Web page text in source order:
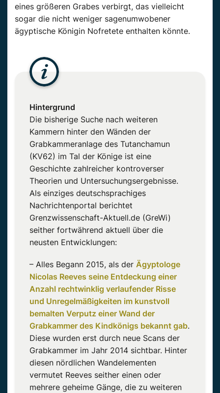
eines größeren Grabes verbirgt, das vielleicht
sogar die nicht weniger sagenumwobener
ägyptische Königin Nofretete enthalten könnte.
Hintergrund
Die bisherige Suche nach weiteren
Kammern hinter den Wänden der
Grabkammeranlage des Tutanchamun
(KV62) im Tal der Könige ist eine
Geschichte zahlreicher kontroverser
Theorien und Untersuchungsergebnisse.
Als einziges deutschsprachiges
Nachrichtenportal berichtet
Grenzwissenschaft-Aktuell.de (GreWi)
seither fortwährend aktuell über die
neusten Entwicklungen:
– Alles Begann 2015, als der Ägyptologe
Nicolas Reeves seine Entdeckung einer
Anzahl rechtwinklig verlaufender Risse
und Unregelmäßigkeiten im kunstvoll
bemalten Verputz einer Wand der
Grabkammer des Kindkönigs bekannt gab.
Diese wurden erst durch neue Scans der
Grabkammer im Jahr 2014 sichtbar. Hinter
diesen nördlichen Wandelementen
vermutet Reeves seither einen oder
mehrere geheime Gänge, die zu weiteren